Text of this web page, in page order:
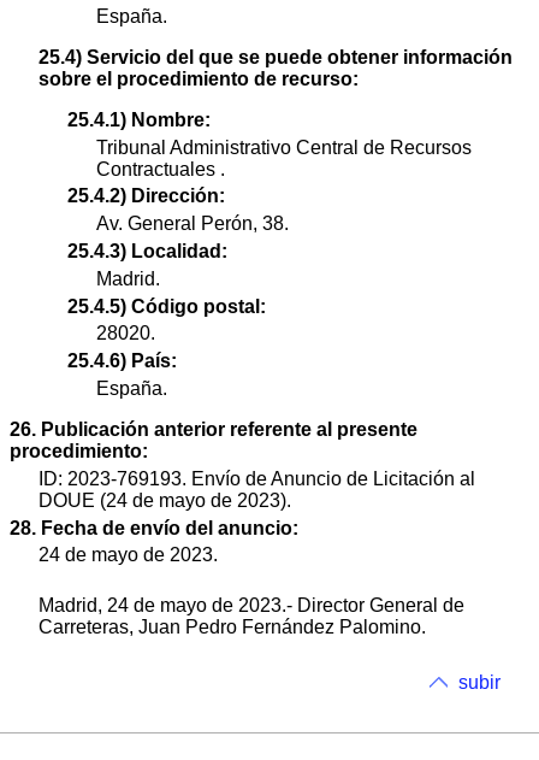
España.
25.4) Servicio del que se puede obtener información
sobre el procedimiento de recurso:
25.4.1) Nombre:
Tribunal Administrativo Central de Recursos
Contractuales .
25.4.2) Dirección:
Av. General Perón, 38.
25.4.3) Localidad:
Madrid.
25.4.5) Código postal:
28020.
25.4.6) País:
España.
26. Publicación anterior referente al presente
procedimiento:
ID: 2023-769193. Envío de Anuncio de Licitación al
DOUE (24 de mayo de 2023).
28. Fecha de envío del anuncio:
24 de mayo de 2023.
Madrid, 24 de mayo de 2023.- Director General de
Carreteras, Juan Pedro Fernández Palomino.
subir